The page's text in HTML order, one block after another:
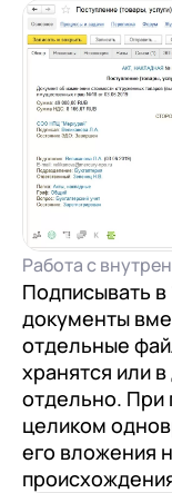
Работа с
Подписывать
документы
отдельные
хранятся или
отдельно. При
целиком
его вложения